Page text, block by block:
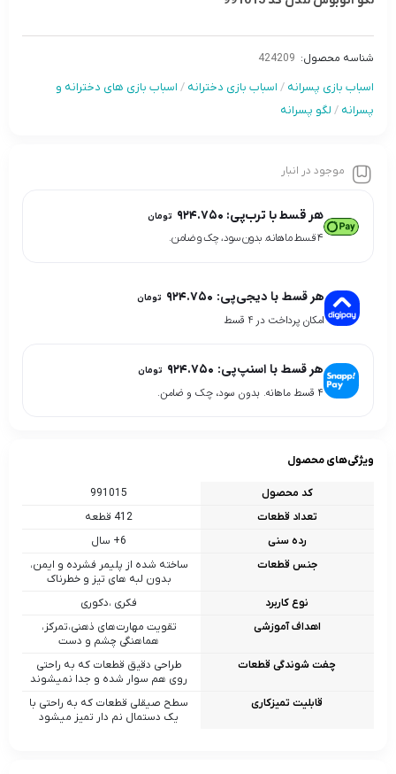
شناسه محصول: 424209
اسباب بازی پسرانه / اسباب بازی دخترانه / اسباب بازی های دخترانه و
پسرانه / لگو پسرانه
موجود در انبار
هر قسط با ترب‌پی: ۹۲۴.۷۵۰ تومان
۴ قسط ماهانه. بدون سود، چک و ضامن.
هر قسط با دیجی‌پی: ۹۲۴.۷۵۰ تومان
امکان پرداخت در 4 قسط
هر قسط با اسنپ‌پی: ۹۲۴.۷۵۰ تومان
۴ قسط ماهانه. بدون سود، چک و ضامن.
ویژگی‌های محصول
کد محصول
991015
تعداد قطعات
412 قطعه
رده سنی
6+ سال
جنس قطعات
ساخته شده از پلیمر فشرده و ایمن،
بدون لبه‌ های تیز و خطرناک
نوع کاربرد
فکری ،دکوری
اهداف آموزشی
تقویت مهارت‌های ذهنی،تمرکز،
هماهنگی چشم و دست
چفت‌ شوندگی قطعات
طراحی دقیق قطعات که به‌ راحتی
روی هم سوار شده و جدا نمیشوند
قابلیت تمیزکاری
سطح صیقلی قطعات که به راحتی با
یک دستمال نم‌ دار تمیز میشود